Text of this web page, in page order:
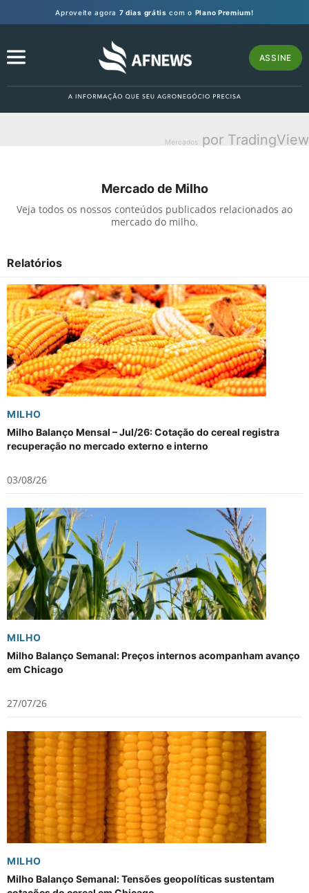
Aproveite agora 7 dias grátis com o Plano Premium!
ASSINE
Mercados por TradingView
Mercado de Milho
Veja todos os nossos conteúdos publicados relacionados ao
mercado do milho.
Relatórios
MILHO
Milho Balanço Mensal – Jul/26: Cotação do cereal registra
recuperação no mercado externo e interno
03/08/26
MILHO
Milho Balanço Semanal: Preços internos acompanham avanço
em Chicago
27/07/26
MILHO
Milho Balanço Semanal: Tensões geopolíticas sustentam